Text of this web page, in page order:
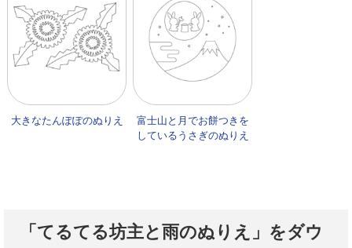
大きなたんぽぽのぬりえ
富士山と月でお餅つきを
しているうさぎのぬりえ
「てるてる坊主と雨のぬりえ」をダウ